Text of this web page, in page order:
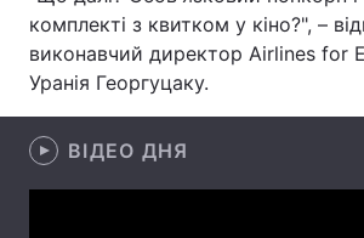
Відео з Youtube Статті
Архів
комплекті з квитком у кіно?", –
виконавчий директор Airlines for
Уранія Георгуцаку.
ВІДЕО ДНЯ